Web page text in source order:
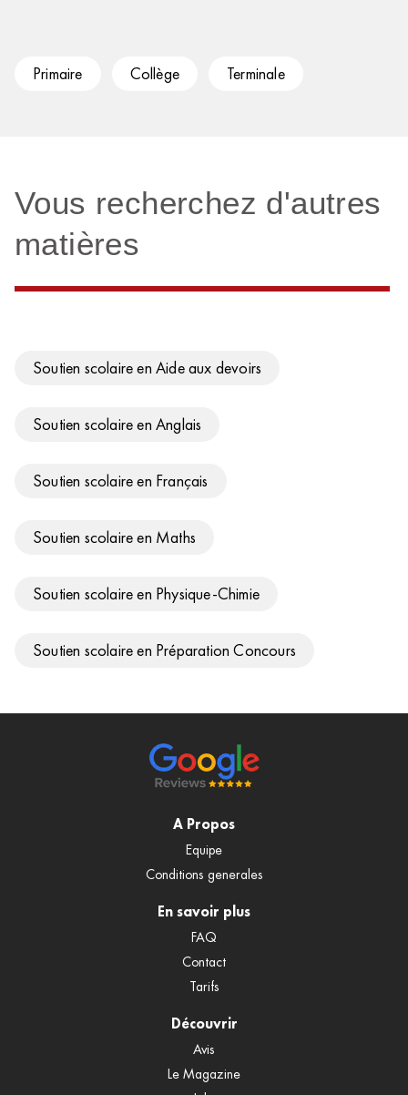
Primaire Collège Terminale
Vous recherchez d'autres
matières
Soutien scolaire en Aide aux devoirs
Soutien scolaire en Anglais
Soutien scolaire en Français
Soutien scolaire en Maths
Soutien scolaire en Physique-Chimie
Soutien scolaire en Préparation Concours
A Propos
Equipe
Conditions generales
En savoir plus
FAQ
Contact
Tarifs
Découvrir
Avis
Le Magazine